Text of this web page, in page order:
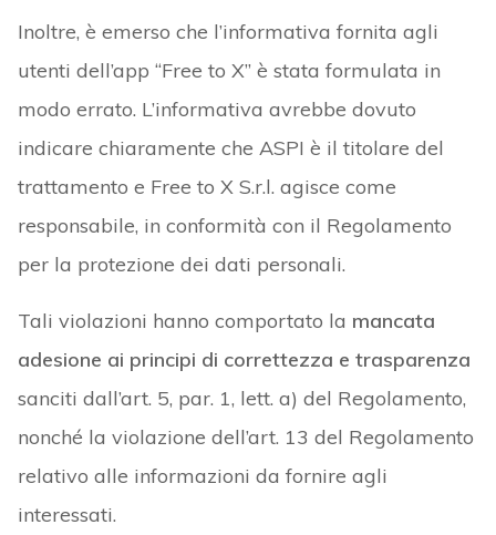
Inoltre, è emerso che l’informativa fornita agli
utenti dell’app “Free to X” è stata formulata in
modo errato. L’informativa avrebbe dovuto
indicare chiaramente che ASPI è il titolare del
trattamento e Free to X S.r.l. agisce come
responsabile, in conformità con il Regolamento
per la protezione dei dati personali.
Tali violazioni hanno comportato la mancata
adesione ai principi di correttezza e trasparenza
sanciti dall’art. 5, par. 1, lett. a) del Regolamento,
nonché la violazione dell’art. 13 del Regolamento
relativo alle informazioni da fornire agli
interessati.